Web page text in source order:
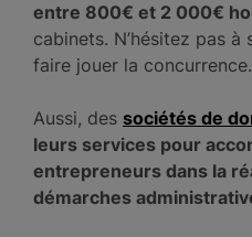
entre 800€ et 2 000€
cabinets. N’hésitez pas
faire jouer la concurrence.
Aussi, des sociétés de
leurs services pour
entrepreneurs dans la
démarches